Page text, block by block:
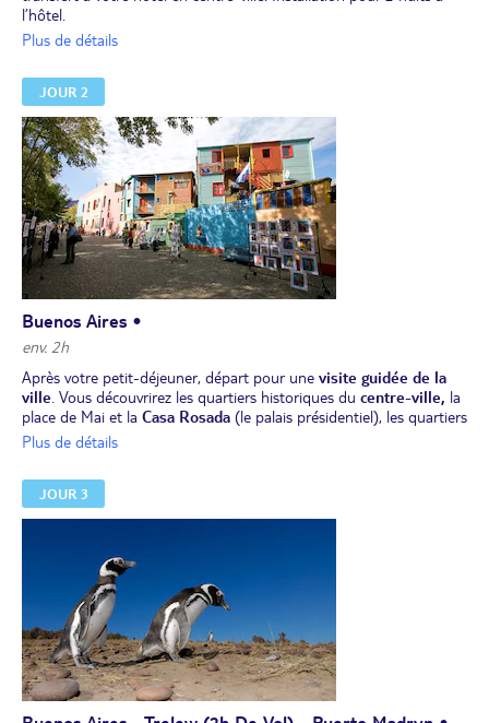
l’hôtel.
Dîner libre.
Plus de détails
JOUR 2
Buenos Aires •
env. 2h
Après votre petit-déjeuner, départ pour une visite guidée de la
ville. Vous découvrirez les quartiers historiques du centre-ville, la
place de Mai et la Casa Rosada (le palais présidentiel), les quartiers
deSan Telmoet de La
dePuerto Madero
Palermo, avec ses magnifiques jardins et résidences.
Déjeuner et reste de la journée libre.
Plus de détails
JOUR 3